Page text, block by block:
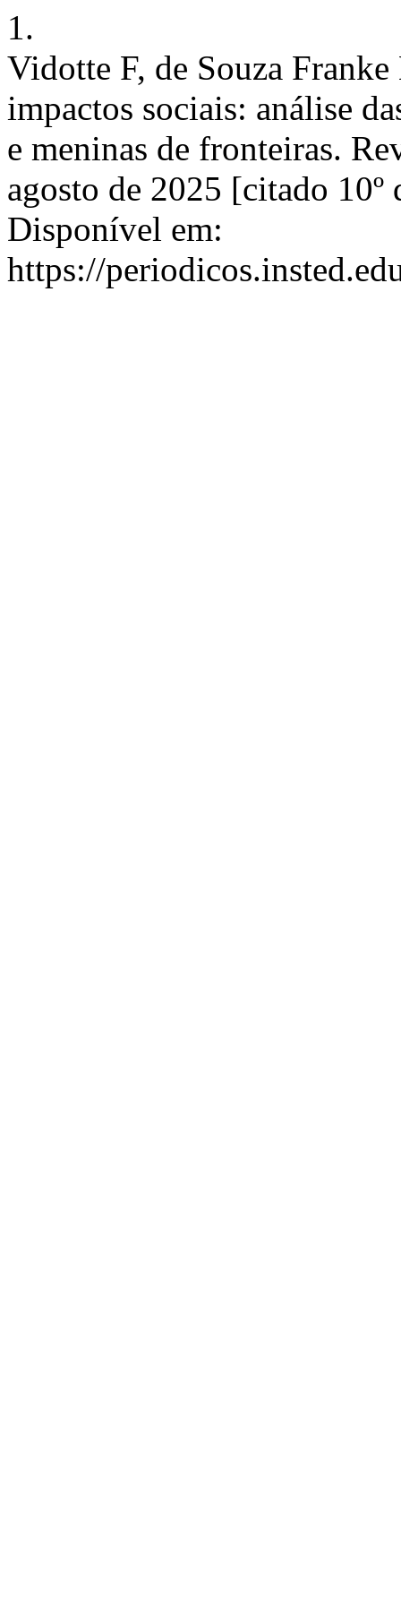
1.
Vidotte F, de Souza
impactos sociais: análise
e meninas de fronteiras.
agosto de 2025 [citado
Disponível em:
https://